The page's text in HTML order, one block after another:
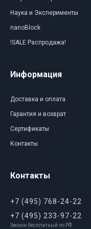
Наука и Эксперименты
nanoBlock
!SALE Распродажа!
Информация
Доставка и оплата
Гарантия и возврат
Сертификаты
Контакты
Контакты
+7 (495) 768-24-22
+7 (495) 233-97-22
Звонок бесплатный по РФ